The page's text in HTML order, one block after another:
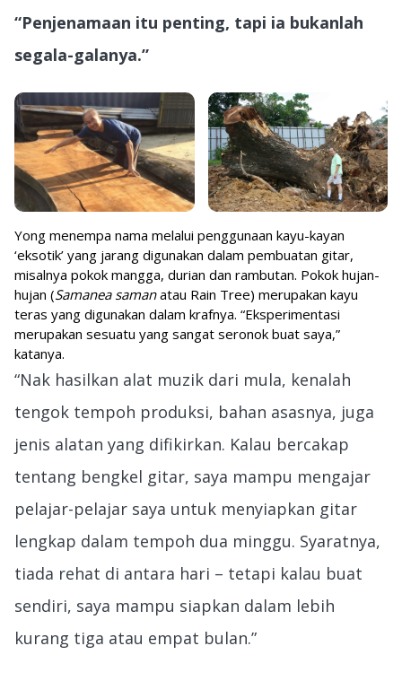
“Penjenamaan itu penting, tapi ia bukanlah
segala-galanya.”
Yong menempa nama melalui penggunaan kayu-kayan
‘eksotik’ yang jarang digunakan dalam pembuatan gitar,
misalnya pokok mangga, durian dan rambutan. Pokok hujan-
hujan (Samanea samanatau Rain Tree) merupakan kayu
teras yang digunakan dalam krafnya. “Eksperimentasi
merupakan sesuatu yang sangat seronok buat saya,”
katanya.
“Nak hasilkan alat muzik dari mula, kenalah
tengok tempoh produksi, bahan asasnya, juga
jenis alatan yang difikirkan. Kalau bercakap
tentang bengkel gitar, saya mampu mengajar
pelajar-pelajar saya untuk menyiapkan gitar
lengkap dalam tempoh dua minggu. Syaratnya,
tiada rehat di antara hari – tetapi kalau buat
sendiri, saya mampu siapkan dalam lebih
kurang tiga atau empat bulan.”